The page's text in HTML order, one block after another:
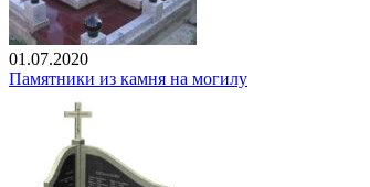
01.07.2020
Памятники из камня на могилу